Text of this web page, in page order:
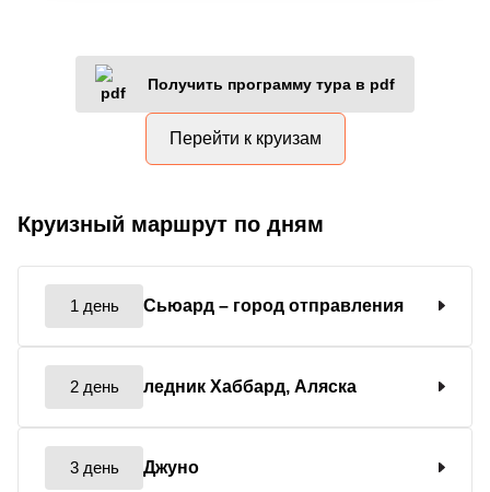
Получить программу тура в pdf
Перейти к круизам
Круизный маршрут по дням
1 день Сьюард – город отправления
2 день ледник Хаббард, Аляска
3 день Джуно